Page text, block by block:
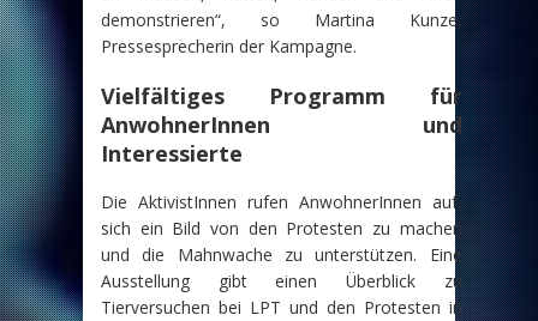
demonstrieren“, so Martina Kunze,
Pressesprecherin der Kampagne.
Vielfältiges Programm für
AnwohnerInnen und
Interessierte
Die AktivistInnen rufen AnwohnerInnen auf,
sich ein Bild von den Protesten zu machen
und die Mahnwache zu unterstützen. Eine
Ausstellung gibt einen Überblick zu
Tierversuchen bei LPT und den Protesten in